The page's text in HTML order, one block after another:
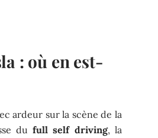
: où en est-
ardeur sur la scène de la
dufull self driving, la